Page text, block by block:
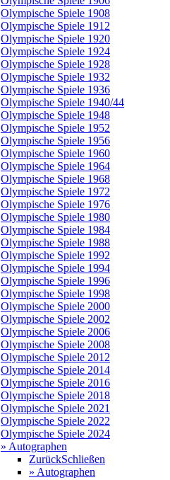
Olympische Spiele 1908
Olympische Spiele 1912
Olympische Spiele 1920
Olympische Spiele 1924
Olympische Spiele 1928
Olympische Spiele 1932
Olympische Spiele 1936
Olympische Spiele 1940/44
Olympische Spiele 1948
Olympische Spiele 1952
Olympische Spiele 1956
Olympische Spiele 1960
Olympische Spiele 1964
Olympische Spiele 1968
Olympische Spiele 1972
Olympische Spiele 1976
Olympische Spiele 1980
Olympische Spiele 1984
Olympische Spiele 1988
Olympische Spiele 1992
Olympische Spiele 1994
Olympische Spiele 1996
Olympische Spiele 1998
Olympische Spiele 2000
Olympische Spiele 2002
Olympische Spiele 2006
Olympische Spiele 2008
Olympische Spiele 2012
Olympische Spiele 2014
Olympische Spiele 2016
Olympische Spiele 2018
Olympische Spiele 2021
Olympische Spiele 2022
Olympische Spiele 2024
» Autographen
ZurückSchließen
» Autographen